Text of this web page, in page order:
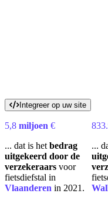
Integreer op uw site
5,8 miljoen €
... dat is het bedrag
uitgekeerd door de
verzekeraars voor
fietsdiefstal in
Vlaanderen in 2021.
...